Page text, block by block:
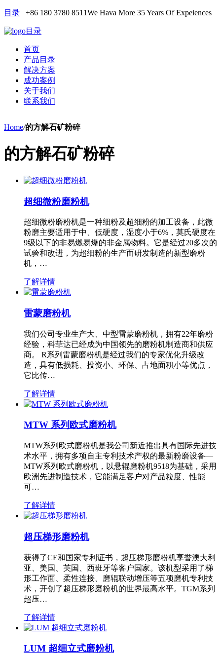
目录 +86 180 3780 8511We Hava More 35 Years Of Expeiences
目录
首页
产品目录
解决方案
成功案例
关于我们
联系我们
Home/的方解石矿粉碎
的方解石矿粉碎
超细微粉磨粉机
超细微粉磨粉机是一种细粉及超细粉的加工设备，此微
粉磨主要适用于中、低硬度，湿度小于6%，莫氏硬度在
9级以下的非易燃易爆的非金属物料。它是经过20多次的
试验和改进，为超细粉的生产而研发制造的新型磨粉
机，…
了解详情
雷蒙磨粉机
我们公司专业生产大、中型雷蒙磨粉机，拥有22年磨粉
经验，科菲达已经成为中国领先的磨粉机制造商和供应
商。 R系列雷蒙磨粉机是经过我们的专家优化升级改
造，具有低损耗、投资小、环保、占地面积小等优点，
它比传…
了解详情
MTW 系列欧式磨粉机
MTW系列欧式磨粉机是我公司新近推出具有国际先进技
术水平，拥有多项自主专利技术产权的最新粉磨设备—
MTW系列欧式磨粉机，以悬辊磨粉机9518为基础，采用
欧洲先进制造技术，它能满足客户对产品粒度、性能
可…
了解详情
超压梯形磨粉机
获得了CE和国家专利证书，超压梯形磨粉机享誉澳大利
亚、美国、英国、西班牙等客户国家。该机型采用了梯
形工作面、柔性连接、磨辊联动增压等五项磨机专利技
术，开创了超压梯形磨粉机的世界最高水平。TGM系列
超压…
了解详情
LUM 超细立式磨粉机